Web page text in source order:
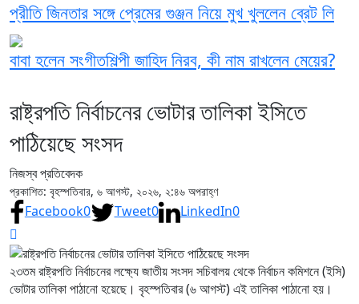
প্রীতি জিনতার সঙ্গে প্রেমের গুঞ্জন নিয়ে মুখ খুললেন ব্রেট লি
বাবা হলেন সংগীতশিল্পী জাহিদ নিরব, কী নাম রাখলেন মেয়ের?
রাষ্ট্রপতি নির্বাচনের ভোটার তালিকা ইসিতে
পাঠিয়েছে সংসদ
নিজস্ব প্রতিবেদক
প্রকাশিত: বৃহস্পতিবার, ৬ আগস্ট, ২০২৬, ২:৪৬ অপরাহ্ণ
Facebook0 Tweet0 LinkedIn0
২৩তম রাষ্ট্রপতি নির্বাচনের লক্ষ্যে জাতীয় সংসদ সচিবালয় থেকে নির্বাচন কমিশনে (ইসি)
ভোটার তালিকা পাঠানো হয়েছে। বৃহস্পতিবার (৬ আগস্ট) এই তালিকা পাঠানো হয়।